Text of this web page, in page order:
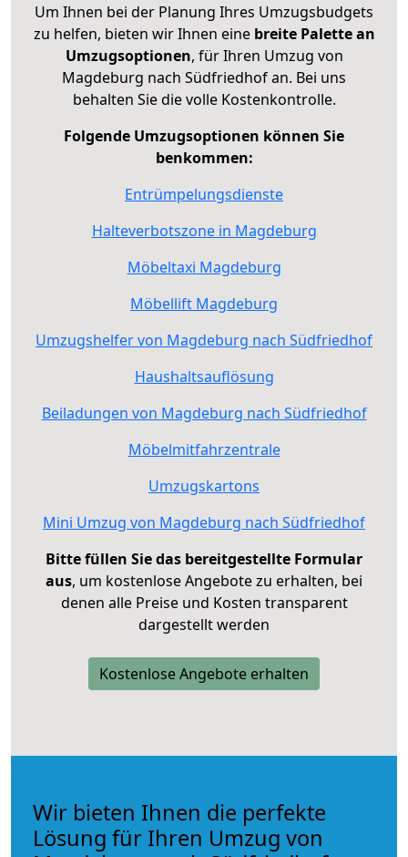
Um Ihnen bei der Planung Ihres Umzugsbudgets
zu helfen, bieten wir Ihnen eine breite Palette an
Umzugsoptionen, für Ihren Umzug von
Magdeburg nach Südfriedhof an. Bei uns
behalten Sie die volle Kostenkontrolle.
Folgende Umzugsoptionen können Sie
benkommen:
Entrümpelungsdienste
Halteverbotszone in Magdeburg
Möbeltaxi Magdeburg
Möbellift Magdeburg
Umzugshelfer von Magdeburg nach Südfriedhof
Haushaltsauflösung
Beiladungen von Magdeburg nach Südfriedhof
Möbelmitfahrzentrale
Umzugskartons
Mini Umzug von Magdeburg nach Südfriedhof
Bitte füllen Sie das bereitgestellte Formular
aus, um kostenlose Angebote zu erhalten, bei
denen alle Preise und Kosten transparent
dargestellt werden
Kostenlose Angebote erhalten
Wir bieten Ihnen die perfekte
Lösung für Ihren Umzug von